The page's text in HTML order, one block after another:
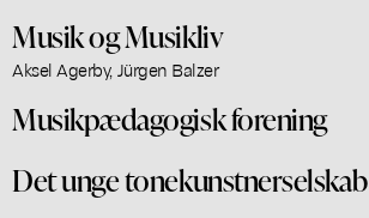
Musik og Musikliv
Aksel Agerby, Jürgen Balzer
Musikpædagogisk forening
Det unge tonekunstnerselskab